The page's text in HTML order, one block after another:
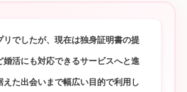
リでしたが、現在は独身証明書の提
活にも対応できるサービスへと進
た出会いまで幅広い目的で利用し